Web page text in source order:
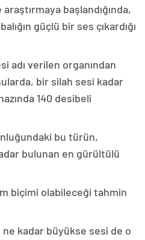
başlandığında,
güçlü bir ses çıkardığı
adı verilen organından
bir silah sesi kadar
140 desibeli
bu türün,
bulunan en gürültülü
biçimi olabileceği tahmin
kadar büyükse sesi de o